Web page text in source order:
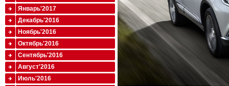
Январь'2017
Декабрь'2016
Ноябрь'2016
Октябрь'2016
Сентябрь'2016
Август'2016
Июль'2016